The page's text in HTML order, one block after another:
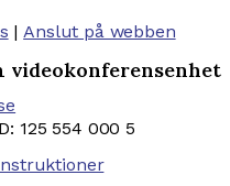
|Anslut på webben
videokonferensenhet
125 554 000 5